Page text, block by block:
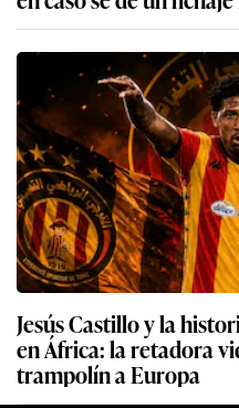
Jesús Castillo y la
en África: la retadora
trampolín a Europa